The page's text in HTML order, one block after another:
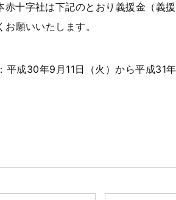
十字社は下記のとおり義援金（義
願いいたします。
平成30年9月11日（火）から平成31年